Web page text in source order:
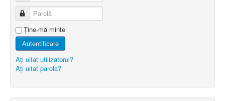
Parolă
Ţine-mă minte
Autentificare
Aţi uitat utilizatorul?
Aţi uitat parola?